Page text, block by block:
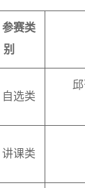
参赛类
别
自选类
讲课类